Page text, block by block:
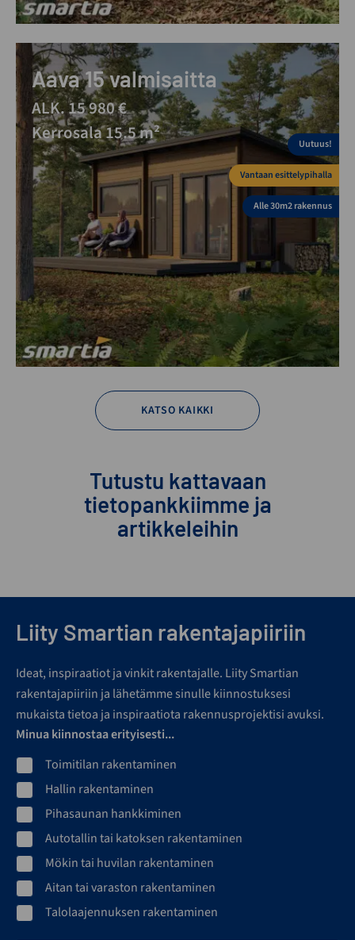
Aava 15 valmisaitta
ALK. 15 980 €
Kerrosala 15.5 m²
Uutuus!
Vantaan esittelypihalla
Alle 30m2 rakennus
KATSO KAIKKI
Tutustu kattavaan
tietopankkiimme ja
artikkeleihin
Liity Smartian rakentajapiiriin
Ideat, inspiraatiot ja vinkit rakentajalle. Liity Smartian
rakentajapiiriin ja lähetämme sinulle kiinnostuksesi
mukaista tietoa ja inspiraatiota rakennusprojektisi avuksi.
Minua kiinnostaa erityisesti...
Toimitilan rakentaminen
Hallin rakentaminen
Pihasaunan hankkiminen
Autotallin tai katoksen rakentaminen
Mökin tai huvilan rakentaminen
Aitan tai varaston rakentaminen
Talolaajennuksen rakentaminen